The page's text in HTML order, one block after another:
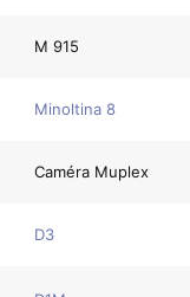
M 915
Minoltina 8
Caméra Muplex
D3